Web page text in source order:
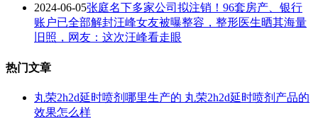
2024-06-05张庭名下多家公司拟注销！96套房产、银行
账户已全部解封汪峰女友被曝整容，整形医生晒其海量
旧照，网友：这次汪峰看走眼
热门文章
丸荣2h2d延时喷剂哪里生产的 丸荣2h2d延时喷剂产品的
效果怎么样